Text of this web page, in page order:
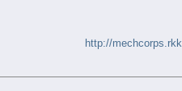
http://